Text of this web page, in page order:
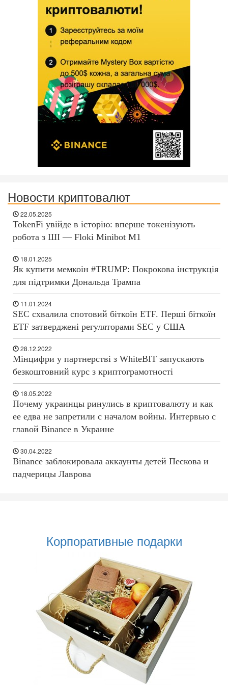
Новости криптовалют
22.05.2025
TokenFi увійде в історію: вперше токенізують
робота з ШІ — Floki Minibot M1
18.01.2025
Як купити мемкоін #TRUMP: Покрокова інструкція
для підтримки Дональда Трампа
11.01.2024
SEC схвалила спотовий біткоїн ETF. Перші біткоїн
ETF затверджені регуляторами SEC у США
28.12.2022
Мінцифри у партнерстві з WhiteBIT запускають
безкоштовний курс з криптограмотності
18.05.2022
Почему украинцы ринулись в криптовалюту и как
ее едва не запретили с началом войны. Интервью с
главой Binance в Украине
30.04.2022
Binance заблокировала аккаунты детей Пескова и
падчерицы Лаврова
Корпоративные подарки